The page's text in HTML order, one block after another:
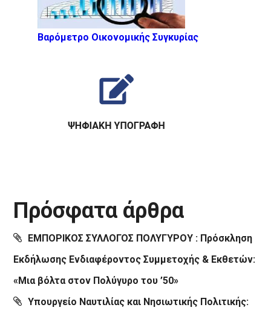
Βαρόμετρο Οικονομικής Συγκυρίας
Πρόσφατα άρθρα
ΕΜΠΟΡΙΚΟΣ ΣΥΛΛΟΓΟΣ ΠΟΛΥΓΥΡΟΥ : Πρόσκληση
Εκδήλωσης Ενδιαφέροντος Συμμετοχής & Εκθετών:
«Μια βόλτα στον Πολύγυρο του ’50»
Υπουργείο Ναυτιλίας και Νησιωτικής Πολιτικής: